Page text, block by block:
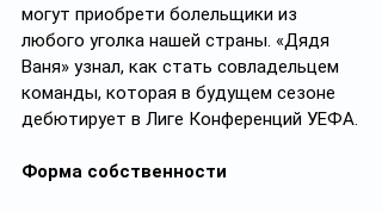
могут приобрети болельщики из
любого уголка нашей страны. «Дядя
Ваня» узнал, как стать совладельцем
команды, которая в будущем сезоне
дебютирует в Лиге Конференций УЕФА.
Форма собственности